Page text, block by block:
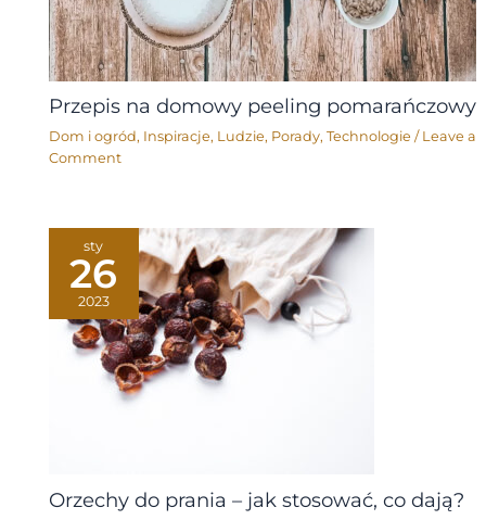
Przepis na domowy peeling pomarańczowy
Dom i ogród, Inspiracje, Ludzie, Porady, Technologie / Leave a
Comment
sty
26
2023
Orzechy do prania – jak stosować, co dają?